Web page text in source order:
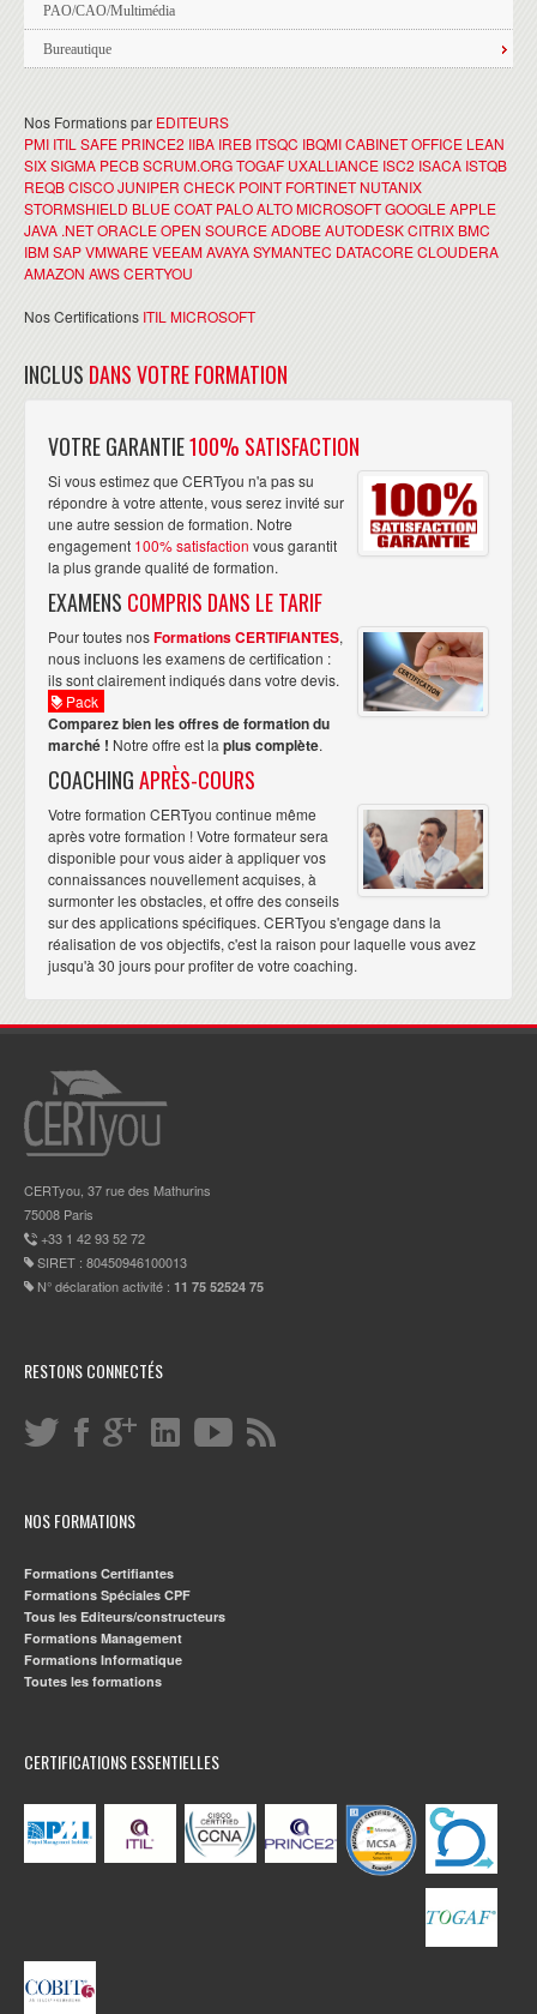
PAO/CAO/Multimédia
Bureautique
Nos Formations par EDITEURS
PMI ITIL SAFE PRINCE2 IIBA IREB ITSQC IBQMICABINET OFFICE LEAN
SIX SIGMA PECBSCRUM.ORGTOGAF UXALLIANCE ISC2 ISACA ISTQB
REQBCISCOJUNIPER CHECK POINT FORTINETNUTANIX
STORMSHIELD BLUE COAT PALO ALTOMICROSOFTGOOGLEAPPLE
JAVA .NETORACLEOPEN SOURCEADOBEAUTODESKCITRIX BMC
IBMSAPVMWAREVEEAMAVAYASYMANTEC DATACORECLOUDERA
AMAZON AWSCERTYOU
Nos Certifications ITIL MICROSOFT
INCLUS DANS VOTRE FORMATION
VOTRE GARANTIE100% SATISFACTION
Si vous estimez que CERTyou n'a pas su
répondre à votre attente, vous serez invité sur
une autre session de formation. Notre
engagement 100% satisfaction vous garantit
la plus grande qualité de formation.
EXAMENS COMPRIS DANS LE TARIF
Pour toutes nosFormations CERTIFIANTES,
nous incluons les examens de certification :
ils sont clairement indiqués dans votre devis.
Pack
Comparez bien les offres de formation du
marché ! Notre offre est la plus complète.
COACHINGAPRÈS-COURS
Votre formation CERTyou continue même
après votre formation ! Votre formateur sera
disponible pour vous aider à appliquer vos
connaissances nouvellement acquises, à
surmonter les obstacles, et offre des conseils
sur des applications spécifiques. CERTyou s'engage dans la
réalisation de vos objectifs, c'est la raison pour laquelle vous avez
jusqu'à 30 jours pour profiter de votre coaching.
CERTyou, 37 rue des Mathurins
75008 Paris
+33 1 42 93 52 72
SIRET : 80450946100013
N° déclaration activité : 11 75 52524 75
RESTONS CONNECTÉS
NOS FORMATIONS
Formations Certifiantes
Formations Spéciales CPF
Tous les Editeurs/constructeurs
Formations Management
Formations Informatique
Toutes les formations
CERTIFICATIONS ESSENTIELLES